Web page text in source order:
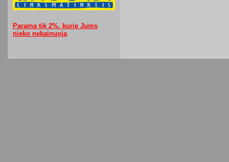
Parama tik 2%. kurie Jums
nieko nekainuoja